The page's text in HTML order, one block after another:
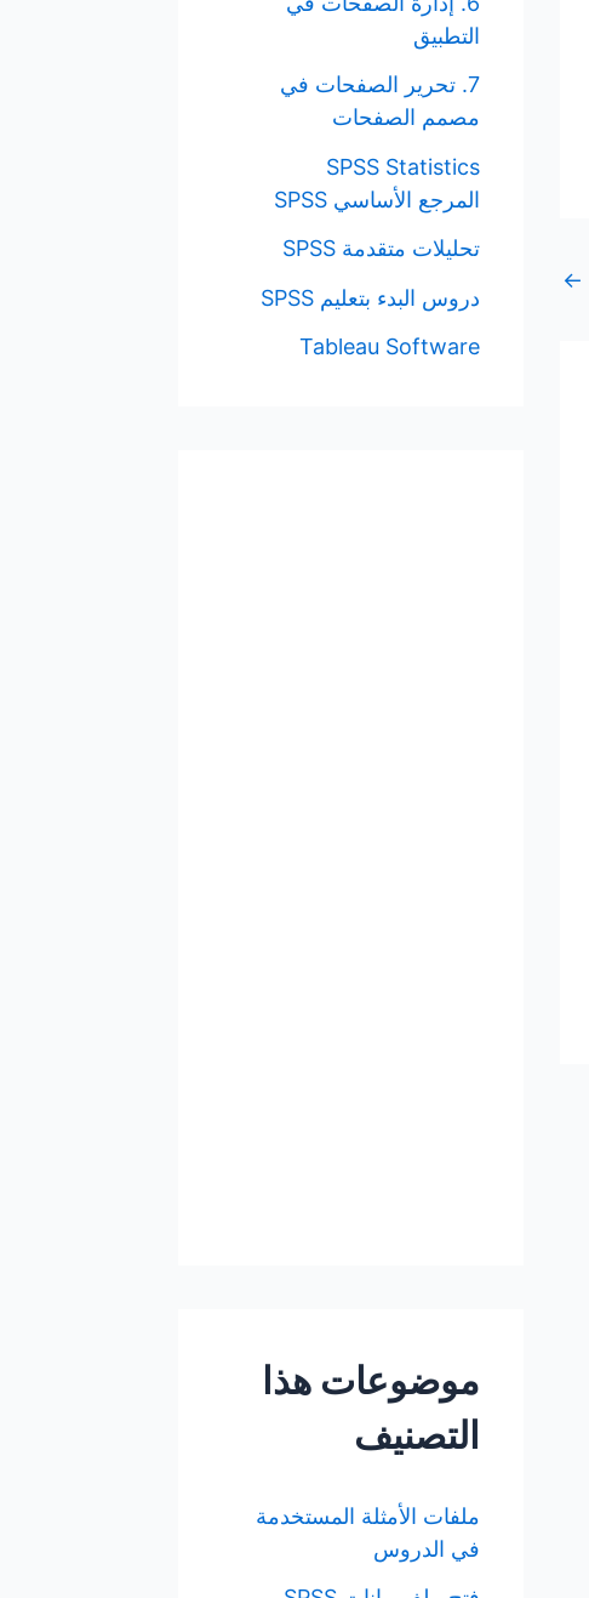
←
التطبيق
7. تحرير الصفحات في
مصمم الصفحات
SPSS Statistics
المرجع الأساسي SPSS
تحليلات متقدمة SPSS
دروس البدء بتعليم SPSS
Tableau Software
موضوعات هذا
التصنيف
ملفات الأمثلة المستخدمة
في الدروس